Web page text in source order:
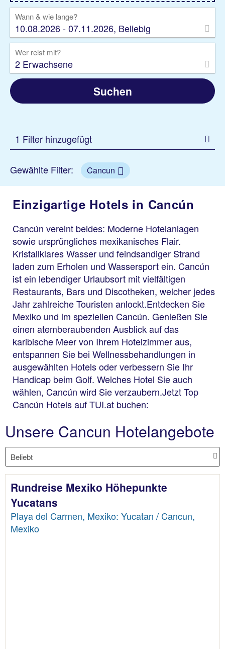
Wann & wie lange?
10.08.2026 - 07.11.2026, Beliebig
Wer reist mit?
2 Erwachsene
Suchen
1 Filter hinzugefügt
Gewählte Filter: Cancun
Einzigartige Hotels in Cancún
Cancún vereint beides: Moderne Hotelanlagen
sowie ursprüngliches mexikanisches Flair.
Kristallklares Wasser und feindsandiger Strand
laden zum Erholen und Wassersport ein. Cancún
ist ein lebendiger Urlaubsort mit vielfältigen
Restaurants, Bars und Discotheken, welcher jedes
Jahr zahlreiche Touristen anlockt.Entdecken Sie
Mexiko und im speziellen Cancún. Genießen Sie
einen atemberaubenden Ausblick auf das
karibische Meer von Ihrem Hotelzimmer aus,
entspannen Sie bei Wellnessbehandlungen in
ausgewählten Hotels oder verbessern Sie Ihr
Handicap beim Golf. Welches Hotel Sie auch
wählen, Cancún wird Sie verzaubern.Jetzt Top
Cancún Hotels auf TUI.at buchen:
Unsere Cancun Hotelangebote
Rundreise Mexiko Höhepunkte
Yucatans
Playa del Carmen, Mexiko: Yucatan / Cancun,
Mexiko